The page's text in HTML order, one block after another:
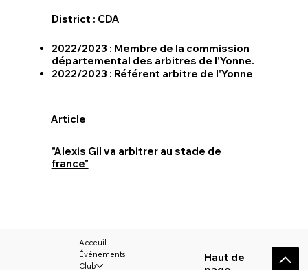
District : CDA
2022/2023 : Membre de la commission
départemental des arbitres de l'Yonne.
2022/2023 : Référent arbitre de l'Yonne​
Article
"Alexis Gil va arbitrer au stade de
france"
Haut de
Acceuil
Événements
Club